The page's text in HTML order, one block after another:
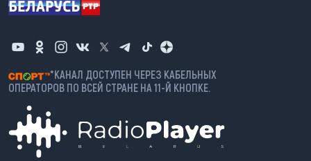
*КАНАЛ ДОСТУПЕН ЧЕРЕЗ КАБЕЛЬНЫХ
ОПЕРАТОРОВ ПО ВСЕЙ СТРАНЕ НА 11-Й КНОПКЕ.